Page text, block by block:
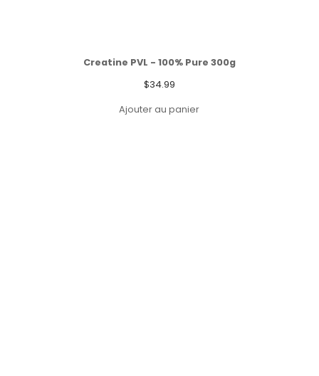
Creatine PVL - 100% Pure 300g
$34.99
Ajouter au panier